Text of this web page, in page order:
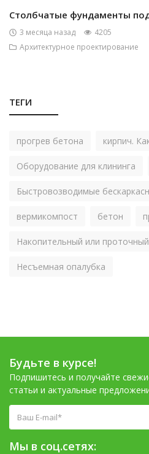
Столбчатые фундаменты
3 месяца назад
4205
Архитектурное проектирование
ТЕГИ
прогрев бетона кирпич.
Оборудование для клининга
Быстровозводимые
вермикомпост бетон
Накопительный или
Несъемная опалубка
Будьте в курсе!
Подпишитесь и получайте
статьи и актуальные
Мы в соц.сетях: